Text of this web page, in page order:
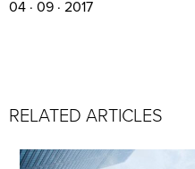
04 · 09 · 2017
RELATED ARTICLES